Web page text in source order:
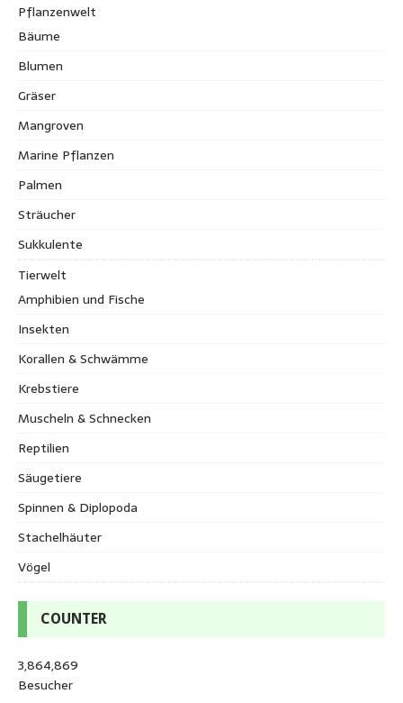
Pflanzenwelt
Bäume
Blumen
Gräser
Mangroven
Marine Pflanzen
Palmen
Sträucher
Sukkulente
Tierwelt
Amphibien und Fische
Insekten
Korallen & Schwämme
Krebstiere
Muscheln & Schnecken
Reptilien
Säugetiere
Spinnen & Diplopoda
Stachelhäuter
Vögel
COUNTER
3,864,869
Besucher